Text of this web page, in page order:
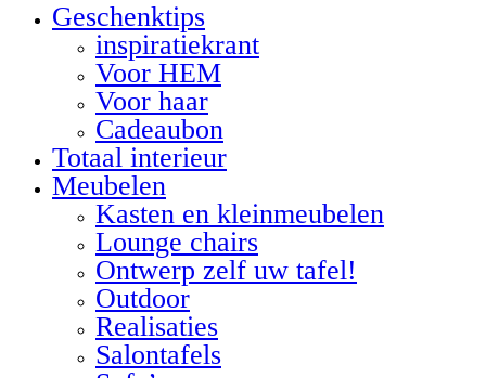
Geschenktips
inspiratiekrant
Voor HEM
Voor haar
Cadeaubon
Totaal interieur
Meubelen
Kasten en kleinmeubelen
Lounge chairs
Ontwerp zelf uw tafel!
Outdoor
Realisaties
Salontafels